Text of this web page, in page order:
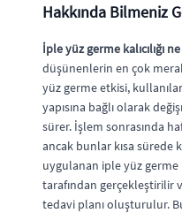
Hakkında Bilmeniz
İple yüz germe kalıcılığı
düşünenlerin en çok
yüz germe etkisi,
yapısına bağlı olarak
sürer. İşlem sonrasında
ancak bunlar kısa sürede
uygulanan iple yüz
tarafından gerçekleştirilir
tedavi planı oluşturulur.